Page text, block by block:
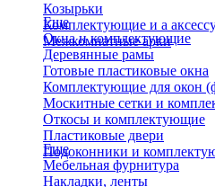
Козырьки
Комплектующие и а
Межкомнатные арки
Еще
Окна и комплектующие
Деревянные рамы
Готовые пластиковые окна
Комплектующие для окон
Москитные сетки и
Откосы и комплектующие
Пластиковые двери
Подоконники и
Еще
Мебельная фурнитура
Накладки, ленты